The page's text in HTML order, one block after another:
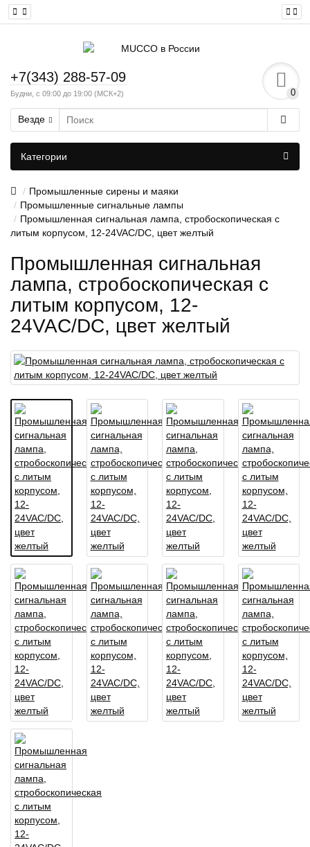
+7(343) 288-57-09
Будни, с 09:00 до 19:00 (МСК+2) 0
Везде
Категории
Промышленные сирены и маяки
Промышленные сигнальные лампы
Промышленная сигнальная лампа, стробоскопическая с
литым корпусом, 12-24VAC/DC, цвет желтый
Промышленная сигнальная
лампа, стробоскопическая с
литым корпусом, 12-
24VAC/DC, цвет желтый